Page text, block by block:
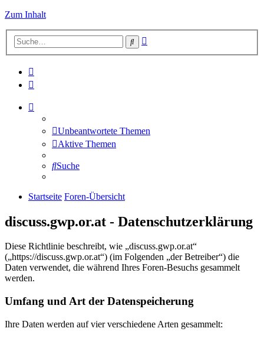
Zum Inhalt
Suche
Unbeantwortete Themen
Aktive Themen
Suche
Startseite Foren-Übersicht
discuss.gwp.or.at - Datenschutzerklärung
Diese Richtlinie beschreibt, wie „discuss.gwp.or.at“
(„https://discuss.gwp.or.at“) (im Folgenden „der Betreiber“) die
Daten verwendet, die während Ihres Foren-Besuchs gesammelt
werden.
Umfang und Art der Datenspeicherung
Ihre Daten werden auf vier verschiedene Arten gesammelt: